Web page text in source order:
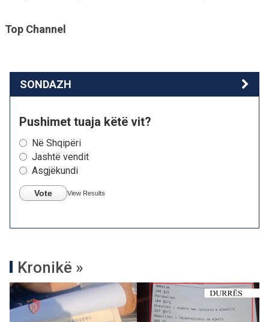
Top Channel
SONDAZH
Pushimet tuaja këtë vit?
Në Shqipëri
Jashtë vendit
Asgjëkundi
Vote View Results
Kronikë »